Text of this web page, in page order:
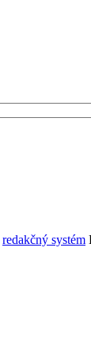
redakčný systém